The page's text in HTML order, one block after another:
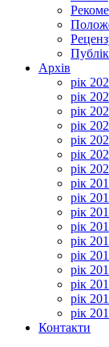
Архів
рік
рік
рік
рік
рік
рік
рік
рік
рік
рік
рік
рік
рік
рік
рік
рік
рік
Контакти